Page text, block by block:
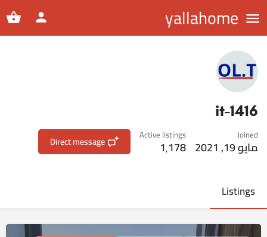
yallahome
it-1416
Joined
مايو 19, 2021
Active listings
1٬178 Direct message
Listings